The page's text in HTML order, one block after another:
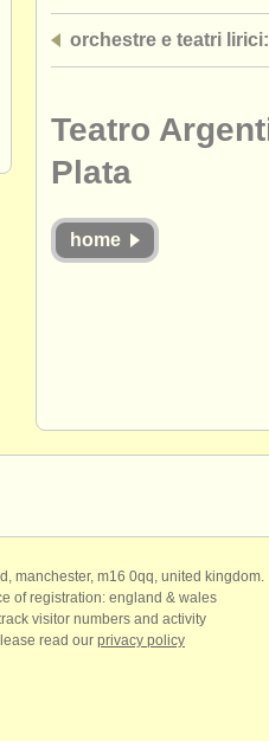
out about our
orchestre e teatri
Teatro
Plata
home
manchester, m16 0qq, united kingdom.
of registration: england & wales
visitor numbers and activity
read our privacy policy